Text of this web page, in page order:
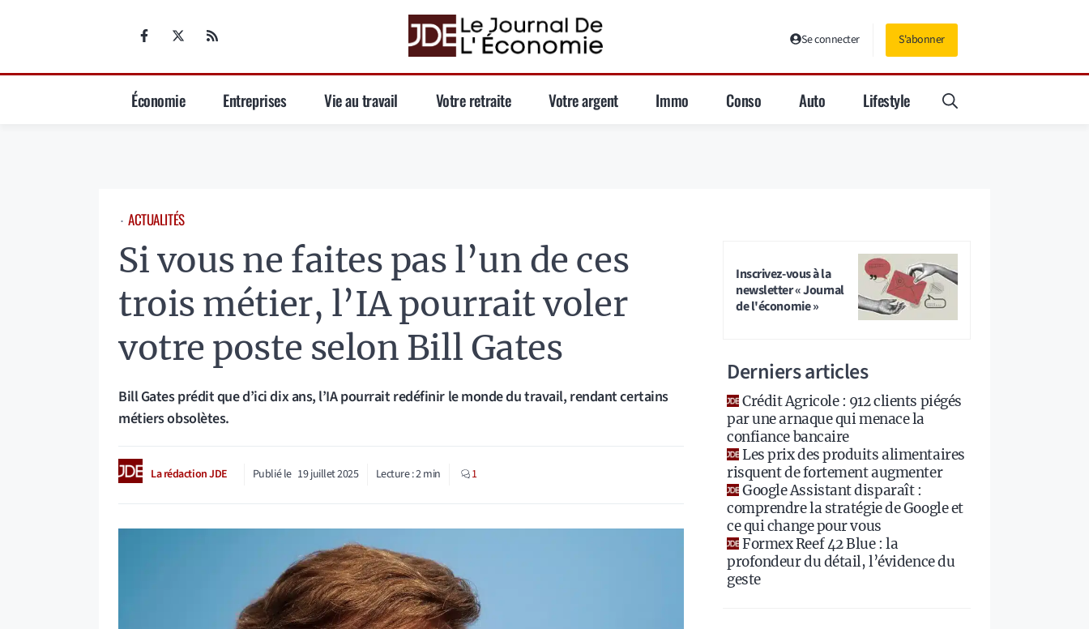
Se connecter S'abonner
Économie Entreprises Vie au travail Votre retraite Votre argent Immo Conso Auto Lifestyle
⋅ ACTUALITÉS
Si vous ne faites pas l’un de ces
trois métier, l’IA pourrait voler
votre poste selon Bill Gates
Bill Gates prédit que d’ici dix ans, l’IA pourrait redéfinir le monde du travail, rendant certains
métiers obsolètes.
La rédaction JDE Publié le 19 juillet 2025 Lecture :2min 1
Inscrivez-vous à la
newsletter « Journal
de l'économie »
Derniers articles
Crédit Agricole : 912 clients piégés
par une arnaque qui menace la
confiance bancaire
Les prix des produits alimentaires
risquent de fortement augmenter
Google Assistant disparaît :
comprendre la stratégie de Google et
ce qui change pour vous
Formex Reef 42 Blue : la
profondeur du détail, l’évidence du
geste